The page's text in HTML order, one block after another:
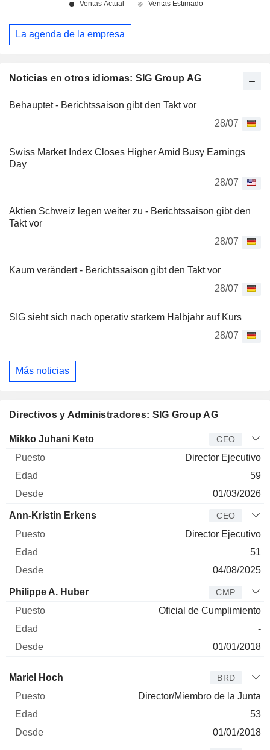
Noticias en otros idiomas: SIG Group AG
Behauptet - Berichtssaison gibt den Takt vor
28/07
Swiss Market Index Closes Higher Amid Busy Earnings
Day
28/07
Aktien Schweiz legen weiter zu - Berichtssaison gibt den
Takt vor
28/07
Kaum verändert - Berichtssaison gibt den Takt vor
28/07
SIG sieht sich nach operativ starkem Halbjahr auf Kurs
28/07
Más noticias
Directivos y Administradores: SIG Group AG
Director Puesto Edad
Mikko Juhani Keto CEO
Director Ejecutivo
59
01/03/2026
Ann-Kristin Erkens CEO
Director Ejecutivo
51
04/08/2025
Philippe A. Huber CMP
Oficial de Cumplimiento
-
01/01/2018
Administrador
Mariel Hoch BRD
Director/Miembro de la Junta
53
01/01/2018
La agenda de la empresa